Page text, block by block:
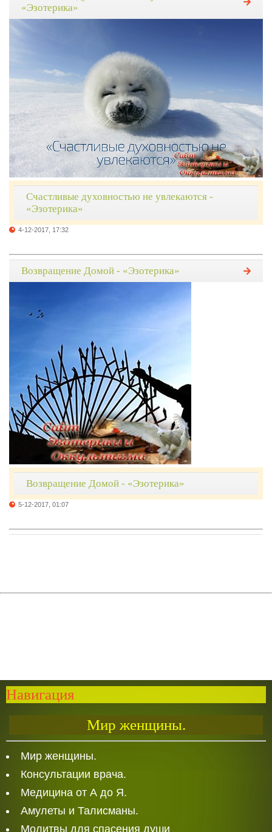
«Эзотерика»
Счастливые духовностью не увлекаются -
«Эзотерика»
4-12-2017, 17:32
Возвращение Домой - «Эзотерика»
Возвращение Домой - «Эзотерика»
5-12-2017, 01:07
Навигация
Мир женщины.
Мир женщины.
Консультации врача.
Медицина от А до Я.
Амулеты и Талисманы.
Молитвы для спасения души